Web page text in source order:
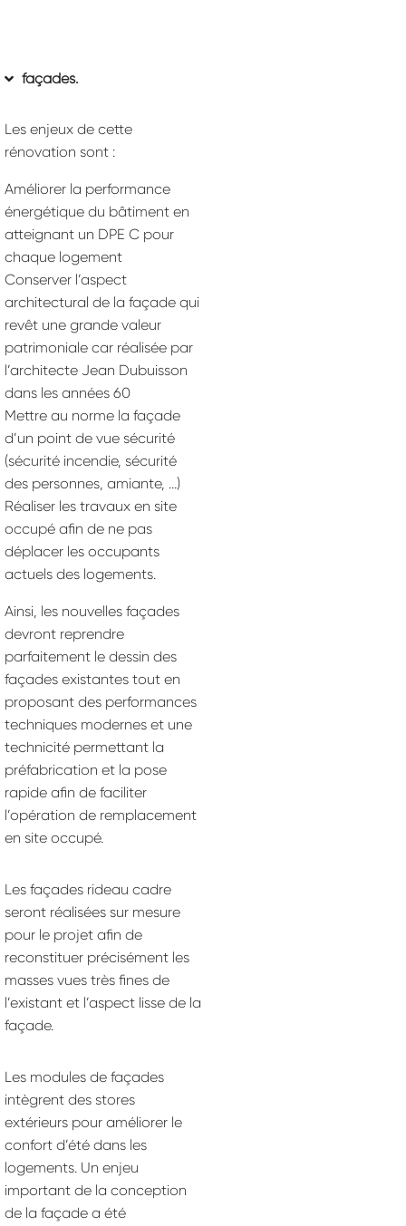
façades.
Les enjeux de cette
rénovation sont :
Améliorer la performance
énergétique du bâtiment en
atteignant un DPE C pour
chaque logement
Conserver l’aspect
architectural de la façade qui
revêt une grande valeur
patrimoniale car réalisée par
l’architecte Jean Dubuisson
dans les années 60
Mettre au norme la façade
d’un point de vue sécurité
(sécurité incendie, sécurité
des personnes, amiante, …)
Réaliser les travaux en site
occupé afin de ne pas
déplacer les occupants
actuels des logements.
Ainsi, les nouvelles façades
devront reprendre
parfaitement le dessin des
façades existantes tout en
proposant des performances
techniques modernes et une
technicité permettant la
préfabrication et la pose
rapide afin de faciliter
l’opération de remplacement
en site occupé.
Les façades rideau cadre
seront réalisées sur mesure
pour le projet afin de
reconstituer précisément les
masses vues très fines de
l’existant et l’aspect lisse de la
façade.
Les modules de façades
intègrent des stores
extérieurs pour améliorer le
confort d’été dans les
logements. Un enjeu
important de la conception
de la façade a été